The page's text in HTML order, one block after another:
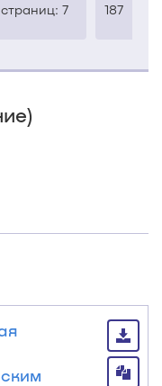
страниц: 7
187